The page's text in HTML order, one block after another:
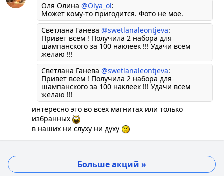
Оля Олина @Olya_ol:
Может кому-то пригодится. Фото не мое.
Светлана Ганева @swetlanaleontjeva:
Привет всем ! Получила 2 набора для
шампанского за 100 наклеек !!! Удачи всем
желаю !!!
Светлана Ганева @swetlanaleontjeva:
Привет всем ! Получила 2 набора для
шампанского за 100 наклеек !!! Удачи всем
желаю !!!
интересно это во всех магнитах или только
избранных
в наших ни слуху ни духу
Больше акций »